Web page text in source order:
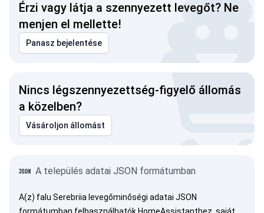
Érzi vagy látja a szennyezett levegőt? Ne
menjen el mellette!
Panasz bejelentése
Nincs légszennyezettség-figyelő állomás
a közelben?
Vásároljon állomást
A település adatai JSON formátumban
A(z) falu Serebriia levegőminőségi adatai JSON